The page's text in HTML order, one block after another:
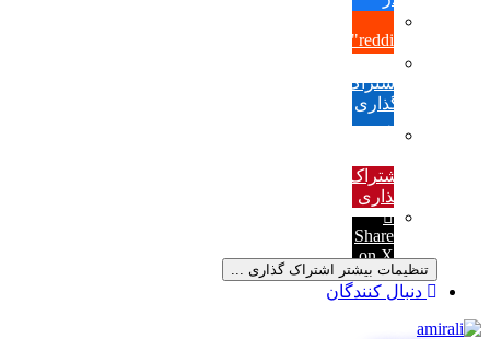
بوک
اشتراک
گذاری
در
اشتراک
گذاری
در
Pinterest
Share
on X
تنظیمات بیشتر اشتراک گذاری ...
دنبال کنندگان